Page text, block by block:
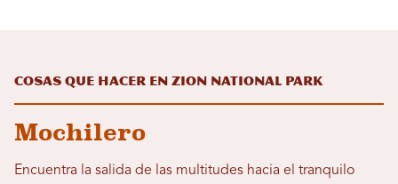
Cosas que hacer en Zion National Park
Mochilero
Encuentra la salida de las multitudes hacia el tranquilo